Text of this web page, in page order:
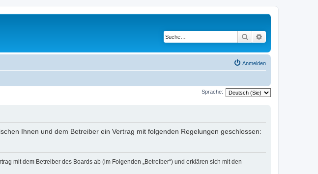
Suche
Anmelden
Sprache:
Ihnen und dem Betreiber ein Vertrag mit folgenden Regelungen geschlossen:
mit dem Betreiber des Boards ab (im Folgenden „Betreiber“) und erklären sich mit den